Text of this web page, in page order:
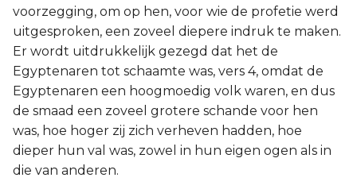
voorzegging, om op hen, voor wie de profetie werd
uitgesproken, een zoveel diepere indruk te maken.
Er wordt uitdrukkelijk gezegd dat het de
Egyptenaren tot schaamte was, vers 4, omdat de
Egyptenaren een hoogmoedig volk waren, en dus
de smaad een zoveel grotere schande voor hen
was, hoe hoger zij zich verheven hadden, hoe
dieper hun val was, zowel in hun eigen ogen als in
die van anderen.